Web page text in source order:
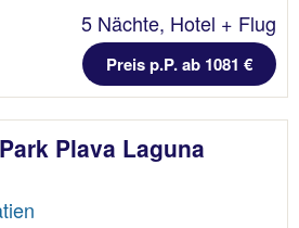
5 Nächte, Hotel + Flug
Preis p.P. ab 1081 €
Plava Laguna